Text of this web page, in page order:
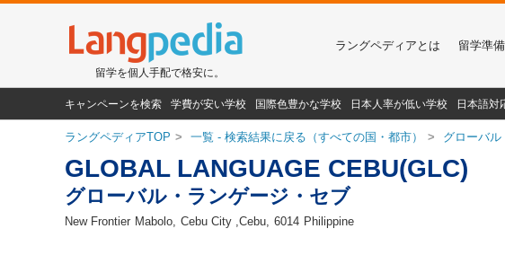
留学を個人手配で格安に。
ラングペディアとは 留学準
キャンペーンを検索 学費が安い学校 国際色豊かな学校 日本人率が低い学校 日本語対
ラングペディアTOP 一覧 - 検索結果に戻る（すべての国・都市） グローバル
GLOBAL LANGUAGE CEBU(GLC)
グローバル・ランゲージ・セブ
New Frontier Mabolo Cebu City ,Cebu 6014 Philippine